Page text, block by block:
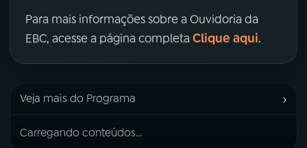
Para mais informações sobre a Ouvidoria da
EBC, acesse a página completa Clique aqui.
Veja mais do Programa ›
Carregando conteúdos...